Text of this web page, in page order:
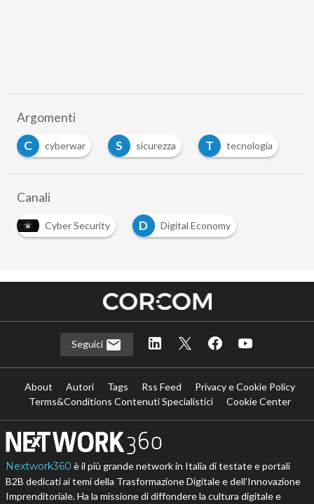
Argomenti
C
cyberwar S sicurezza T tecnologia
Canali
Cyber Security D Digital Economy
Seguici
About Autori Tags Rss Feed
Privacy e Cookie Policy
Terms&Conditions Contenuti Specialistici
Cookie Center
Nextwork360 è il più grande network in Italia di testate e portali
B2B dedicati ai temi della Trasformazione Digitale e dell’Innovazione
Imprenditoriale. Ha la missione di diffondere la cultura digitale e